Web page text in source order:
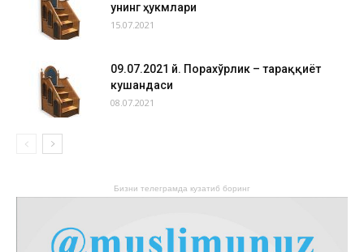
унинг ҳукмлари
15.07.2021
09.07.2021 й. Порахўрлик – тараққиёт
кушандаси
08.07.2021
Бизни телеграмда кузатиб боринг